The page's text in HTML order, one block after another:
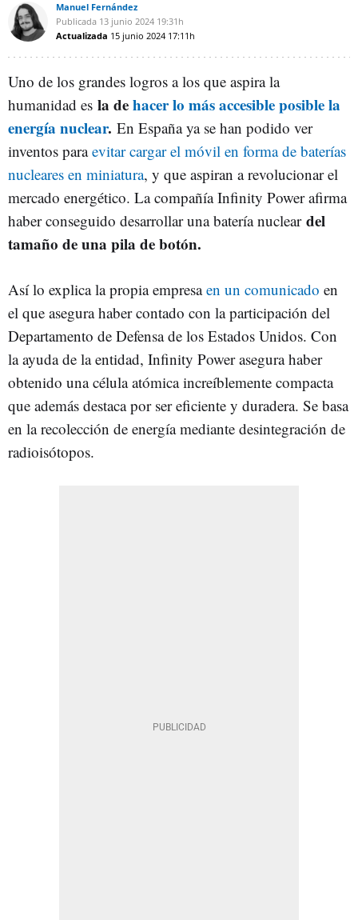
Manuel Fernández
Publicada 13 junio 2024 19:31h
Actualizada 15 junio 2024 17:11h
Uno de los grandes logros a los que aspira la
humanidad es la dehacer lo más accesible posible la
energía nuclear. En España ya se han podido ver
inventos paraevitar cargar el móvil en forma de baterías
nucleares en miniatura, y que aspiran a revolucionar el
mercado energético. La compañía Infinity Power afirma
haber conseguido desarrollar una batería nuclear del
tamaño de una pila de botón.
Así lo explica la propia empresaen un comunicado en
el que asegura haber contado con la participación del
Departamento de Defensa de los Estados Unidos. Con
la ayuda de la entidad, Infinity Power asegura haber
obtenido una célula atómica increíblemente compacta
que además destaca por ser eficiente y duradera. Se basa
en la recolección de energía mediante desintegración de
radioisótopos.